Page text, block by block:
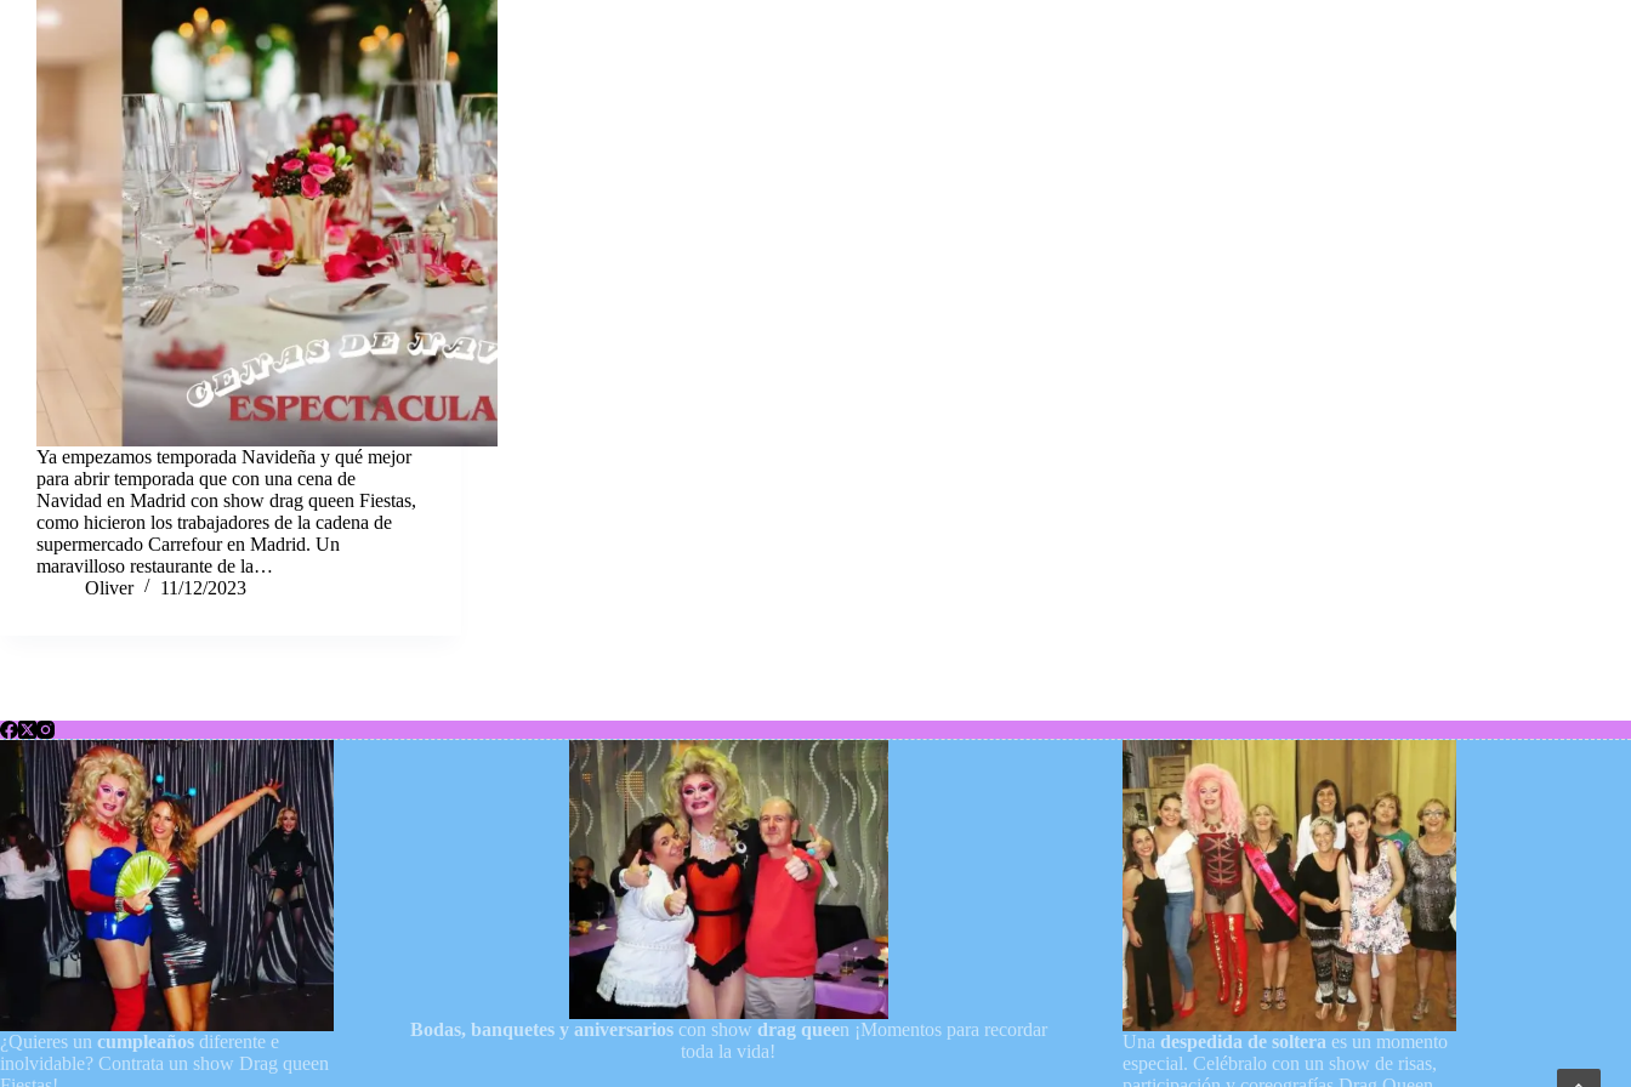
Ya empezamos temporada Navideña y qué mejor
para abrir temporada que con una cena de
Navidad en Madrid con show drag queen Fiestas,
como hicieron los trabajadores de la cadena de
supermercado Carrefour en Madrid. Un
maravilloso restaurante de la…
Oliver
11/12/2023
¿Quieres un cumpleaños diferente e
inolvidable? Contrata un show Drag queen
Bodas, banquetes y aniversarioscon show drag queen ¡Momentos para recordar
toda la vida!
Una despedida de soltera es un momento
especial. Celébralo con un show de risas,